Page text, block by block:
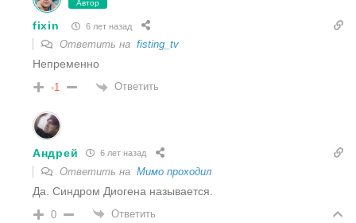
Автор
fixin 6 лет назад
Ответить на fisting_tv
Непременно
-1 Ответить
Андрей 6 лет назад
Ответить на Мимо проходил
Да. Синдром Диогена называется.
0 Ответить